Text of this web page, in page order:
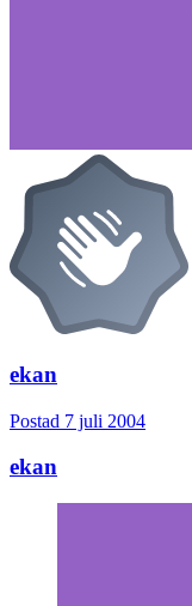
ekan
Postad 7 juli 2004
ekan